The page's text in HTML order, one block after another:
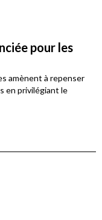
pour les
amènent à repenser
en privilégiant le